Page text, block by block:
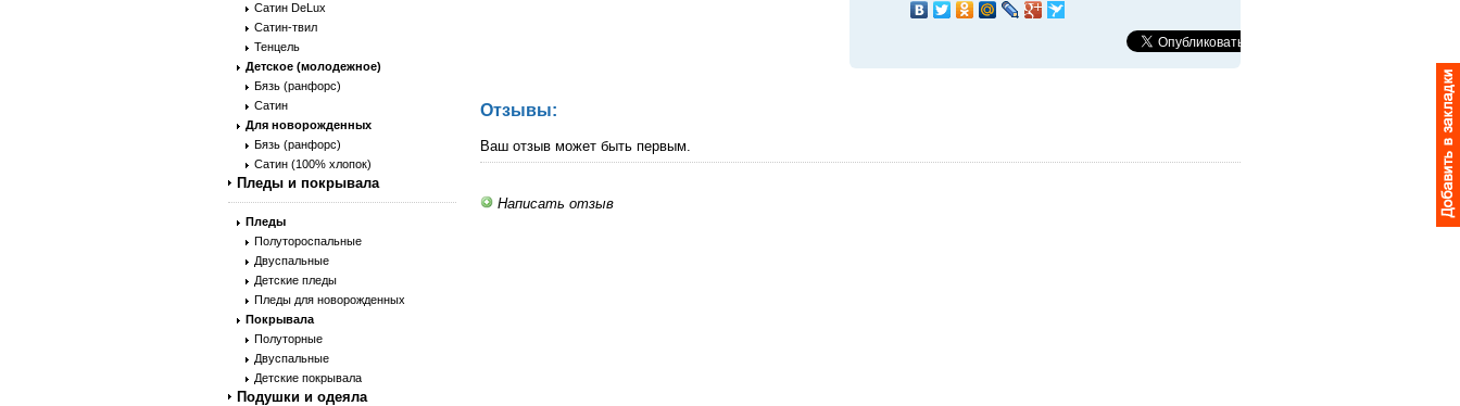
Сатин DeLux
Сатин-твил
Тенцель
Детское (молодежное)
Бязь (ранфорс)
Сатин
Для новорожденных
Бязь (ранфорс)
Сатин (100% хлопок)
Пледы и покрывала
Пледы
Полутороспальные
Двуспальные
Детские пледы
Пледы для новорожденных
Покрывала
Полуторные
Двуспальные
Детские покрывала
Подушки и одеяла
Отзывы:
Ваш отзыв может быть первым.
Написать отзыв